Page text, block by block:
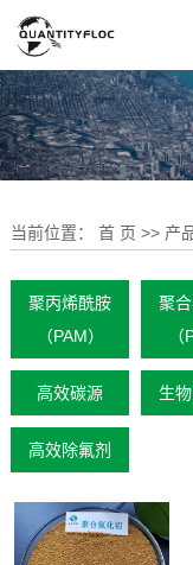
当前位置： 首 页 >> 产
聚丙烯酰胺
（PAM）
聚
（
高效碳源 生
高效除氟剂